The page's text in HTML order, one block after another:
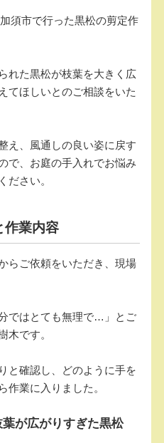
須市で行った黒松の剪定作
れた黒松が枝葉を大きく広
てほしいとのご相談をいた
え、風通しの良い姿に戻す
で、お庭の手入れでお悩み
ださい。
作業内容
らご依頼をいただき、現場
ではとても無理で…」とご
木です。
と確認し、どのように手を
作業に入りました。
が広がりすぎた黒松